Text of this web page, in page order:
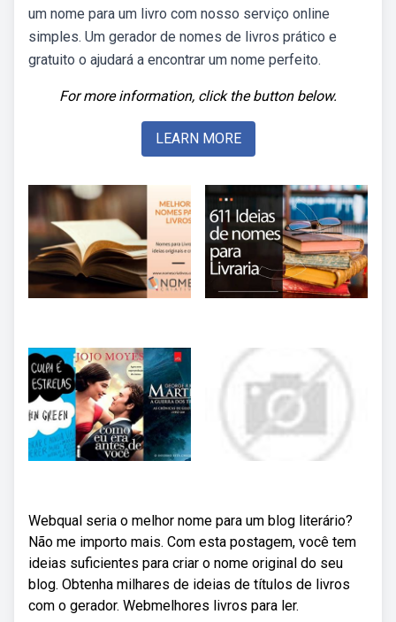
um nome para um livro com nosso serviço online
simples. Um gerador de nomes de livros prático e
gratuito o ajudará a encontrar um nome perfeito.
For more information, click the button below.
LEARN MORE
Webqual seria o melhor nome para um blog literário?
Não me importo mais. Com esta postagem, você tem
ideias suficientes para criar o nome original do seu
blog. Obtenha milhares de ideias de títulos de livros
com o gerador. Webmelhores livros para ler.